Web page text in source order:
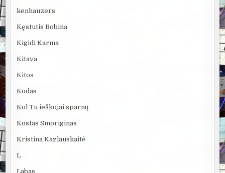
kenhauzers
Kęstutis Bobina
Kigidi Karma
Kitava
Kitos
Kodas
Kol Tu ieškojai sparnų
Kostas Smoriginas
Kristina Kazlauskaitė
L
Labas